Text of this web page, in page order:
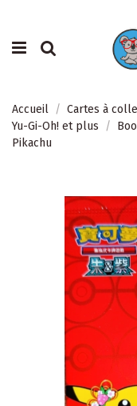
Accueil
Cartes à
Yu-Gi-Oh! et plus
Pikachu